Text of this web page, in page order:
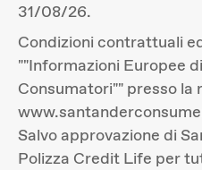
31/08/26.
Condizioni contrattuali
""Informazioni Europee
Consumatori"" presso la
Salvo approvazione di
Polizza Credit Life per